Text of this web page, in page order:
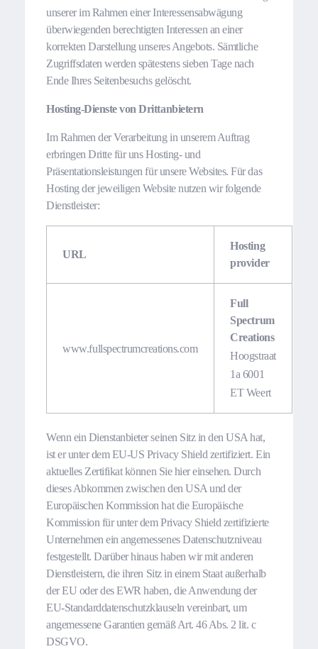
unserer im Rahmen einer Interessensabwägung
überwiegenden berechtigten Interessen an einer
korrekten Darstellung unseres Angebots. Sämtliche
Zugriffsdaten werden spätestens sieben Tage nach
Ende Ihres Seitenbesuchs gelöscht.
Hosting-Dienste von Drittanbietern
Im Rahmen der Verarbeitung in unserem Auftrag
erbringen Dritte für uns Hosting- und
Präsentationsleistungen für unsere Websites. Für das
Hosting der jeweiligen Website nutzen wir folgende
Dienstleister:
URL
Hosting
provider
www.fullspectrumcreations.com
Full
Spectrum
Creations
Hoogstraat
1a 6001
ET Weert
Wenn ein Dienstanbieter seinen Sitz in den USA hat,
ist er unter dem EU-US Privacy Shield zertifiziert. Ein
aktuelles Zertifikat können Sie hier einsehen. Durch
dieses Abkommen zwischen den USA und der
Europäischen Kommission hat die Europäische
Kommission für unter dem Privacy Shield zertifizierte
Unternehmen ein angemessenes Datenschutzniveau
festgestellt. Darüber hinaus haben wir mit anderen
Dienstleistern, die ihren Sitz in einem Staat außerhalb
der EU oder des EWR haben, die Anwendung der
EU-Standarddatenschutzklauseln vereinbart, um
angemessene Garantien gemäß Art. 46 Abs. 2 lit. c
DSGVO.